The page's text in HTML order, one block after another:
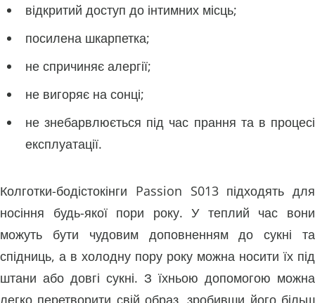
відкритий доступ до інтимних місць;
посилена шкарпетка;
не спричиняє алергії;
не вигоряє на сонці;
не знебарвлюється під час прання та в процесі
експлуатації.
Колготки-бодістокінги Passion S013 підходять для
носіння будь-якої пори року. У теплий час вони
можуть бути чудовим доповненням до сукні та
спідниць, а в холодну пору року можна носити їх під
штани або довгі сукні. З їхньою допомогою можна
легко перетворити свій образ, зробивши його більш